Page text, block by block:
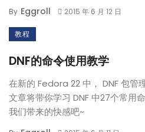
By Eggroll 2015 年 6 月 12 日
教程
DNF的命令使用教学
在新的 Fedora 22 中， DNF 包管
文章将带你学习 DNF 中27个常用
我们带来的快感吧~